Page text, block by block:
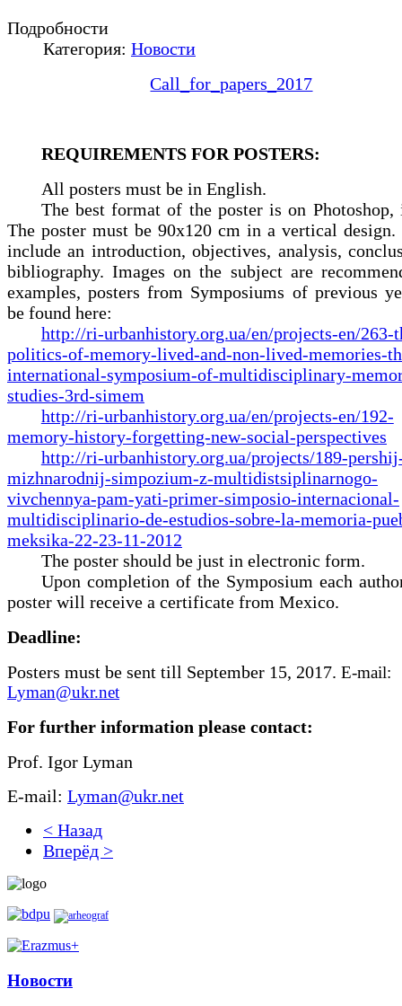
Подробности
Категория: Новости
Call_for_papers_2017
REQUIREMENTS FOR POSTERS:
All posters must be in English.
The best format of the poster is on Photoshop,
The poster must be 90x120 cm in a vertical
include an introduction, objectives, analysis,
bibliography. Images on the subject are
examples,posters from Symposiums of previous
be found here:
http://ri-urbanhistory.org.ua/en/projects-en/263-
politics-of-memory-lived-and-non-lived-memories-
international-symposium-of-multidisciplinary-
studies-3rd-simem
http://ri-urbanhistory.org.ua/en/projects-en/192-
memory-history-forgetting-new-social-perspectives
http://ri-urbanhistory.org.ua/projects/189-
mizhnarodnij-simpozium-z-multidistsiplinarnogo-
vivchennya-pam-yati-primer-simposio-internacional-
multidisciplinario-de-estudios-sobre-la-memoria-
meksika-22-23-11-2012
The poster should be just in electronic form.
Upon completion of the Symposium each
poster will receive a certificate from Mexico.
Deadline:
Posters must be sent till September 15, 2017. E-mail:
Lyman@ukr.net
For further information please contact:
Prof. Igor Lyman
E-mail: Lyman@ukr.net
< Назад
Вперёд >
Новости